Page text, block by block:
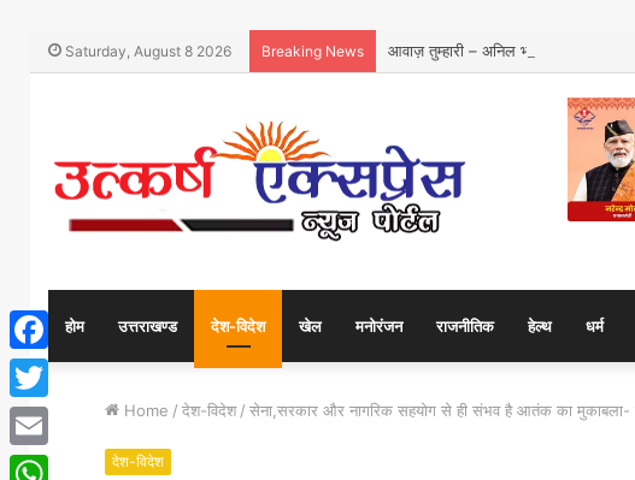
Saturday, August 8 2026 Breaking News आवाज़ तुम्हारी – अनिल भारद्वाज
होम उत्तराखण्ड देश-विदेश खेल मनोरंजन राजनीतिक हेल्थ धर्म
Home / देश-विदेश / सेना,सरकार और नागरिक सहयोग से ही संभव है आतंक का मुकाबला-
देश-विदेश
Facebook
Twitter
Email